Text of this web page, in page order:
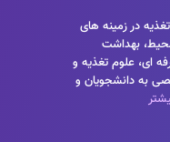
در زمینه های
بهداشت
ای، علوم تغذیه و
به دانشجویان و